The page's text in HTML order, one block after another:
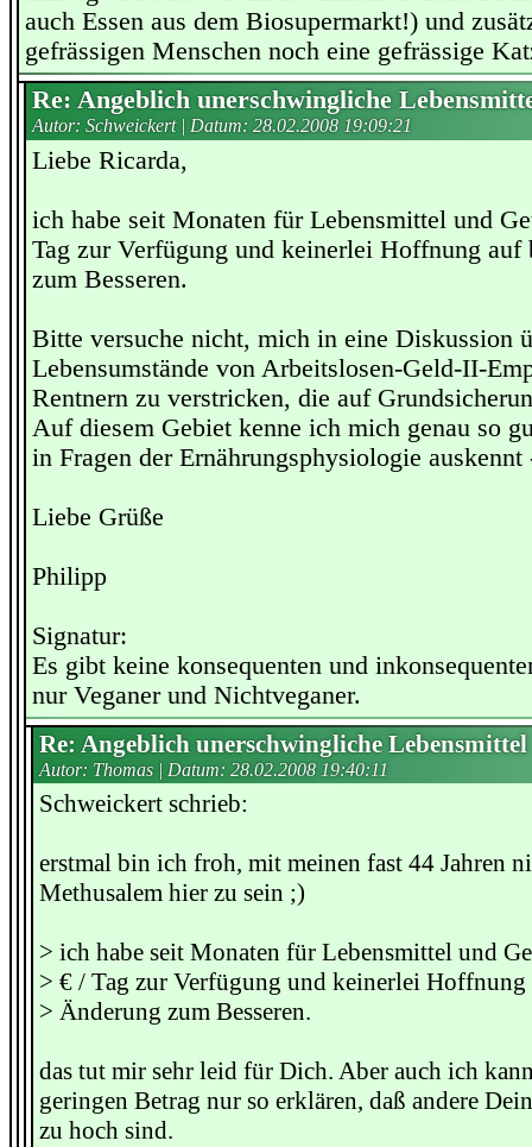
auch Essen aus dem Biosupermarkt!) und
gefrässigen Menschen noch eine gefrässige
Re: Angeblich unerschwingliche
Autor: Schweickert | Datum: 28.02.2008 19:09:21
Liebe Ricarda,
ich habe seit Monaten für Lebensmittel und
Tag zur Verfügung und keinerlei Hoffnung auf
zum Besseren.
Bitte versuche nicht, mich in eine Diskussion
Lebensumstände von Arbeitslosen-Geld-II-
Rentnern zu verstricken, die auf
Auf diesem Gebiet kenne ich mich genau so
in Fragen der Ernährungsphysiologie auskennt
Liebe Grüße
Philipp
Signatur:
Es gibt keine konsequenten und
nur Veganer und Nichtveganer.
Re: Angeblich unerschwingliche Lebensmittel
Autor: Thomas | Datum: 28.02.2008 19:40:11
Schweickert schrieb:
erstmal bin ich froh, mit meinen fast 44 Jahren
Methusalem hier zu sein ;)
> ich habe seit Monaten für Lebensmittel und
> € / Tag zur Verfügung und keinerlei
> Änderung zum Besseren.
das tut mir sehr leid für Dich. Aber auch ich
geringen Betrag nur so erklären, daß andere
zu hoch sind.